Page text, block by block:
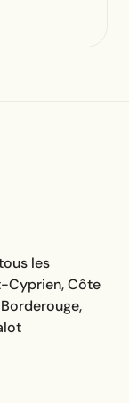
les
Cyprien, Côte